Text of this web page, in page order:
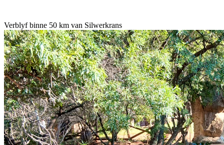
Verblyf binne 50 km van Silwerkrans